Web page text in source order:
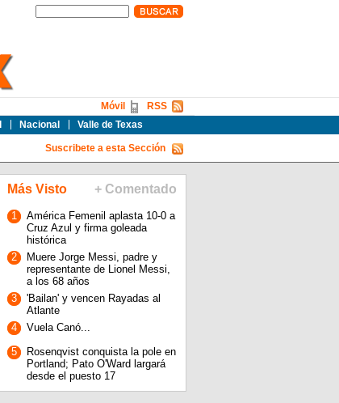
Nacional Valle de Texas
RSS
Móvil
Suscribete a esta Sección
Más Visto + Comentado
1
América Femenil aplasta 10-0 a
Cruz Azul y firma goleada
histórica
2
Muere Jorge Messi, padre y
representante de Lionel Messi,
a los 68 años
3
'Bailan' y vencen Rayadas al
Atlante
4
Vuela Canó...
5
Rosenqvist conquista la pole en
Portland; Pato O'Ward largará
desde el puesto 17